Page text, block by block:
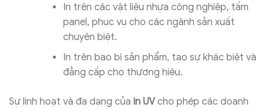
In trên các vật liệu nhựa công nghiệp, tấm
panel, phục vụ cho các ngành sản xuất
chuyên biệt.
In trên bao bì sản phẩm, tạo sự khác biệt và
đẳng cấp cho thương hiệu.
Sự linh hoạt và đa dạng của in UVcho phép các doanh